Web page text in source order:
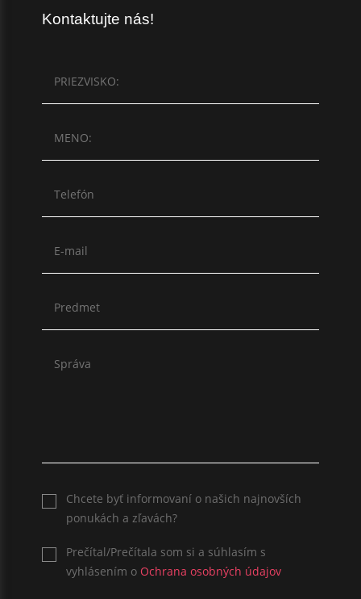
Kontaktujte nás!
Chcete byť informovaní o našich najnovších
ponukách a zľavách?
Prečítal/Prečítala som si a súhlasím s
vyhlásením o Ochrana osobných údajov